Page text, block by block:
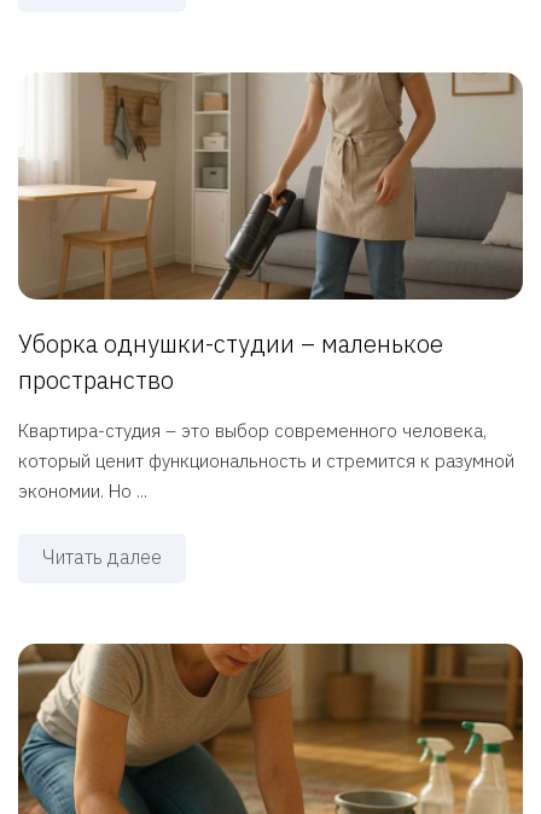
Уборка однушки-студии – маленькое
пространство
Квартира-студия – это выбор современного человека,
который ценит функциональность и стремится к разумной
экономии. Но ...
Читать далее